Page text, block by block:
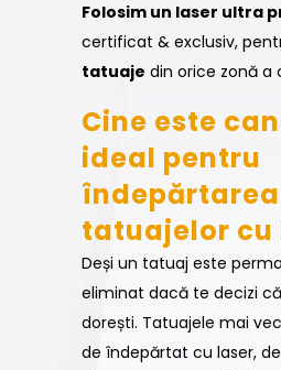
Folosim un laser ultra
certificat & exclusiv,
tatuaje din orice zonă a
Cine este
ideal pentru
îndepărtarea
tatuajelor cu
Deși un tatuaj este
eliminat dacă te decizi
dorești. Tatuajele mai
de îndepărtat cu laser,